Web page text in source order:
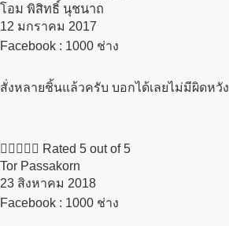
โอม พิสิทธิ์ นุชนาถ
12 มกราคม 2017​
Facebook : 1000 ช่าง
สั่งหลายชิ้นแล้วครับ บอกได้เลยไม่มีผิดหวัง
     Rated 5 out of 5
Tor Passakorn
23 สิงหาคม 2018​
Facebook : 1000 ช่าง